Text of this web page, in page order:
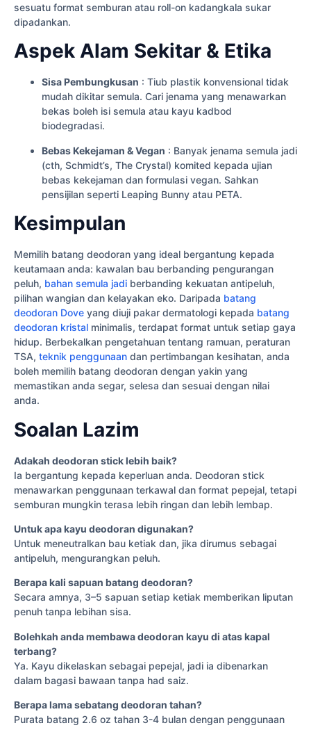
sesuatu format semburan atau roll-on kadangkala sukar
dipadankan.
Aspek Alam Sekitar & Etika
Sisa Pembungkusan : Tiub plastik konvensional tidak
mudah dikitar semula. Cari jenama yang menawarkan
bekas boleh isi semula atau kayu kadbod
biodegradasi.
Bebas Kekejaman & Vegan : Banyak jenama semula jadi
(cth, Schmidt’s, The Crystal) komited kepada ujian
bebas kekejaman dan formulasi vegan. Sahkan
pensijilan seperti Leaping Bunny atau PETA.
Kesimpulan
Memilih batang deodoran yang ideal bergantung kepada
keutamaan anda: kawalan bau berbanding pengurangan
peluh, bahan semula jadi berbanding kekuatan antipeluh,
pilihan wangian dan kelayakan eko. Daripada batang
deodoran Dove yang diuji pakar dermatologi kepada batang
deodoran kristal minimalis, terdapat format untuk setiap gaya
hidup. Berbekalkan pengetahuan tentang ramuan, peraturan
TSA, teknik penggunaan dan pertimbangan kesihatan, anda
boleh memilih batang deodoran dengan yakin yang
memastikan anda segar, selesa dan sesuai dengan nilai
anda.
Soalan Lazim
Adakah deodoran stick lebih baik?
Ia bergantung kepada keperluan anda. Deodoran stick
menawarkan penggunaan terkawal dan format pepejal, tetapi
semburan mungkin terasa lebih ringan dan lebih lembap.
Untuk apa kayu deodoran digunakan?
Untuk meneutralkan bau ketiak dan, jika dirumus sebagai
antipeluh, mengurangkan peluh.
Berapa kali sapuan batang deodoran?
Secara amnya, 3–5 sapuan setiap ketiak memberikan liputan
penuh tanpa lebihan sisa.
Bolehkah anda membawa deodoran kayu di atas kapal
terbang?
Ya. Kayu dikelaskan sebagai pepejal, jadi ia dibenarkan
dalam bagasi bawaan tanpa had saiz.
Berapa lama sebatang deodoran tahan?
Purata batang 2.6 oz tahan 3-4 bulan dengan penggunaan